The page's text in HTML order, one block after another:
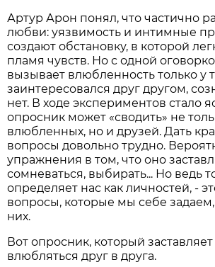
Артур Арон понял, что частично
любви: уязвимость и интимные
создают обстановку, в которой
пламя чувств. Но с одной
вызывает влюбленность только у
заинтересовался друг другом,
нет. В ходе экспериментов стало
опросник может «сводить» не
влюбленных, но и друзей. Дать
вопросы довольно трудно.
упражнения в том, что оно
сомневаться, выбирать... Но ведь
определяет нас как личностей, -
вопросы, которые мы себе
них.
Вот опросник, который
влюбляться друг в друга.